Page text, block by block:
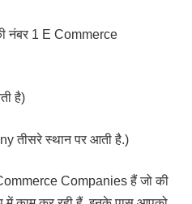
नंबर 1 E Commerce
है)
तीसरे स्थान पर आती है.)
Companies हैं जो की